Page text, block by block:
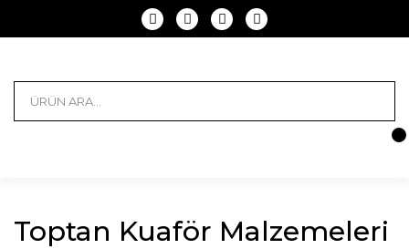
Toptan Kuaför Malzemeleri